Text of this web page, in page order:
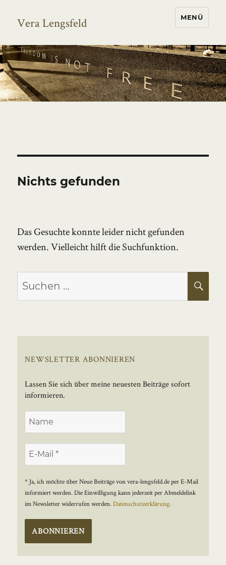
Vera Lengsfeld MENÜ
Nichts gefunden
Das Gesuchte konnte leider nicht gefunden
werden. Vielleicht hilft die Suchfunktion.
Suchen
nach:
NEWSLETTER ABONNIEREN
Lassen Sie sich über meine neuesten Beiträge sofort
informieren.
* Ja, ich möchte über Neue Beiträge von vera-lengsfeld.de per E-Mail
informiert werden. Die Einwilligung kann jederzeit per Abmeldelink
im Newsletter widerrufen werden.Datenschutzerklärung.